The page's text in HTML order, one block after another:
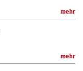
mehr
mehr